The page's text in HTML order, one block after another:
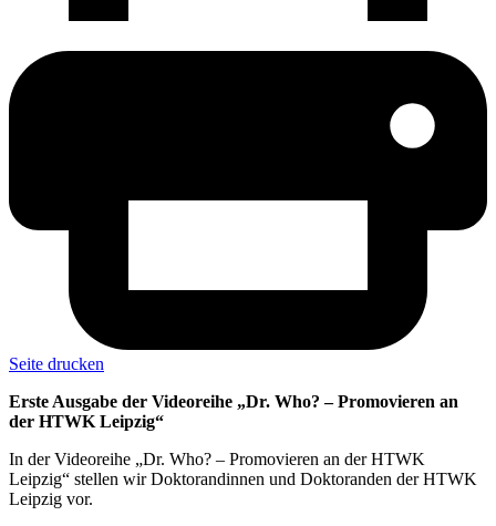
Seite drucken
Erste Ausgabe der Videoreihe „Dr. Who? – Promovieren an
der HTWK Leipzig“
In der Videoreihe „Dr. Who? – Promovieren an der HTWK
Leipzig“ stellen wir Doktorandinnen und Doktoranden der HTWK
Leipzig vor.